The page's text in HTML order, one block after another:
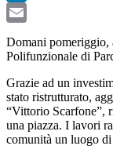
LinkedIn
Domani pomeriggio,
Polifunzionale di
Grazie ad un
stato ristrutturato,
“Vittorio Scarfone”,
una piazza. I lavori
comunità un luogo di